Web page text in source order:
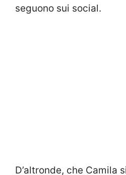
seguono sui social.
D’altronde, che Camila